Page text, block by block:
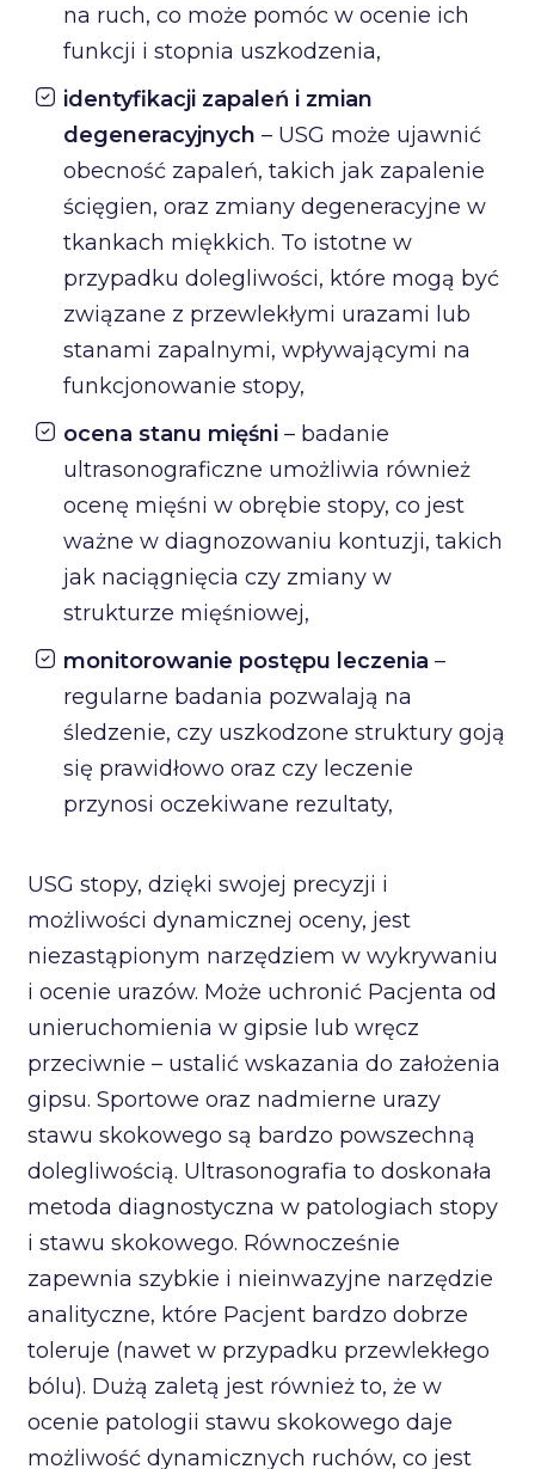
na ruch, co może pomóc w ocenie ich
funkcji i stopnia uszkodzenia,
identyfikacji zapaleń i zmian
degeneracyjnych – USG może ujawnić
obecność zapaleń, takich jak zapalenie
ścięgien, oraz zmiany degeneracyjne w
tkankach miękkich. To istotne w
przypadku dolegliwości, które mogą być
związane z przewlekłymi urazami lub
stanami zapalnymi, wpływającymi na
funkcjonowanie stopy,
ocena stanu mięśni– badanie
ultrasonograficzne umożliwia również
ocenę mięśni w obrębie stopy, co jest
ważne w diagnozowaniu kontuzji, takich
jak naciągnięcia czy zmiany w
strukturze mięśniowej,
monitorowanie postępu leczenia –
regularne badania pozwalają na
śledzenie, czy uszkodzone struktury goją
się prawidłowo oraz czy leczenie
przynosi oczekiwane rezultaty,
USG stopy, dzięki swojej precyzji i
możliwości dynamicznej oceny, jest
niezastąpionym narzędziem w wykrywaniu
i ocenie urazów. Może uchronić Pacjenta od
unieruchomienia w gipsie lub wręcz
przeciwnie – ustalić wskazania do założenia
gipsu. Sportowe oraz nadmierne urazy
stawu skokowego są bardzo powszechną
dolegliwością. Ultrasonografia to doskonała
metoda diagnostyczna w patologiach stopy
i stawu skokowego. Równocześnie
zapewnia szybkie i nieinwazyjne narzędzie
analityczne, które Pacjent bardzo dobrze
toleruje (nawet w przypadku przewlekłego
bólu). Dużą zaletą jest również to, że w
ocenie patologii stawu skokowego daje
możliwość dynamicznych ruchów, co jest